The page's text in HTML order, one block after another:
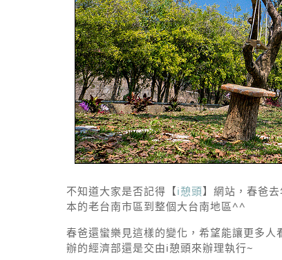
不知道大家是否記得【i憩頭】網站，春爸
本的老台南市區到整個大台南地區^^
春爸還蠻樂見這樣的變化，希望能讓更多
辦的經濟部還是交由i憩頭來辦理執行~